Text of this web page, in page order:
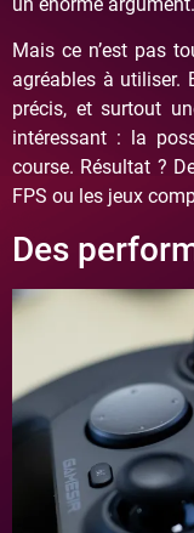
Mais ce n’est pas
agréables à utiliser.
précis, et surtout
intéressant : la
course. Résultat ?
FPS ou les jeux
Des